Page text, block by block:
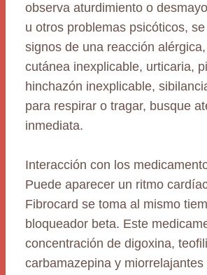
observa aturdimiento o
u otros problemas psicóticos,
signos de una reacción
cutánea inexplicable, urticaria,
hinchazón inexplicable,
para respirar o tragar, busque
inmediata.
Interacción con los
Puede aparecer un ritmo
Fibrocard se toma al mismo
bloqueador beta. Este
concentración de digoxina,
carbamazepina y